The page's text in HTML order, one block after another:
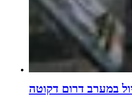
במערב דרום דקוטה